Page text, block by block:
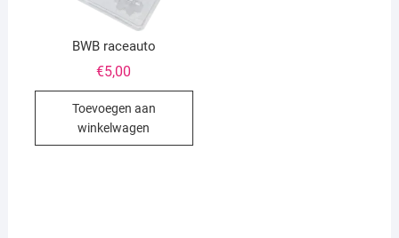
BWB raceauto
€5,00
Toevoegen aan
winkelwagen